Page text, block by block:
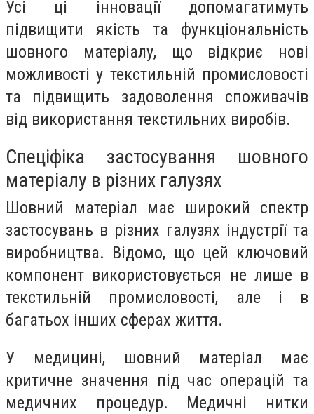
Усі ці інновації допомагатимуть
підвищити якість та функціональність
шовного матеріалу, що відкриє нові
можливості у текстильній промисловості
та підвищить задоволення споживачів
від використання текстильних виробів.
Спеціфіка застосування шовного
матеріалу в різних галузях
Шовний матеріал має широкий спектр
застосувань в різних галузях індустрії та
виробництва. Відомо, що цей ключовий
компонент використовується не лише в
текстильній промисловості, але і в
багатьох інших сферах життя.
У медицині, шовний матеріал має
критичне значення під час операцій та
медичних процедур. Медичні нитки